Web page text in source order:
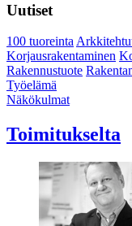
Uutiset
100 tuoreinta
Korjausrakentaminen
Rakennustuote
Työelämä
Näkökulmat
Toimitukselta